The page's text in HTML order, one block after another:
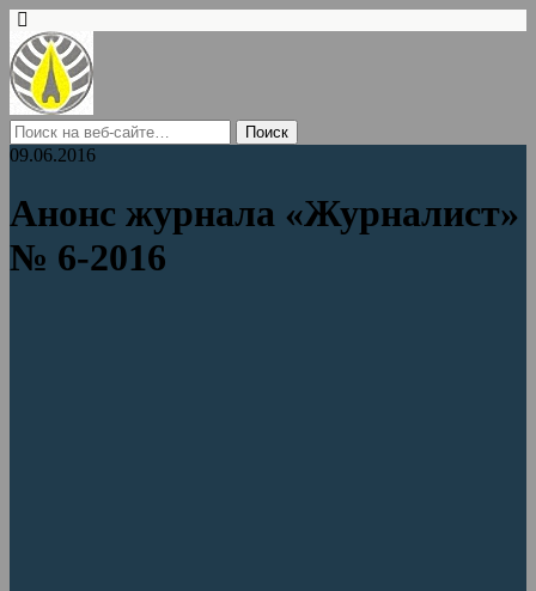
09.06.2016
Анонс журнала «Журналист»
№ 6-2016